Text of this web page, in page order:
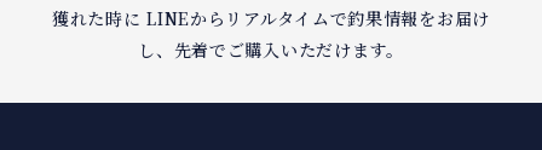
獲れた時に LINEからリアルタイムで釣果情報をお届け
し、先着でご購⼊いただけます。